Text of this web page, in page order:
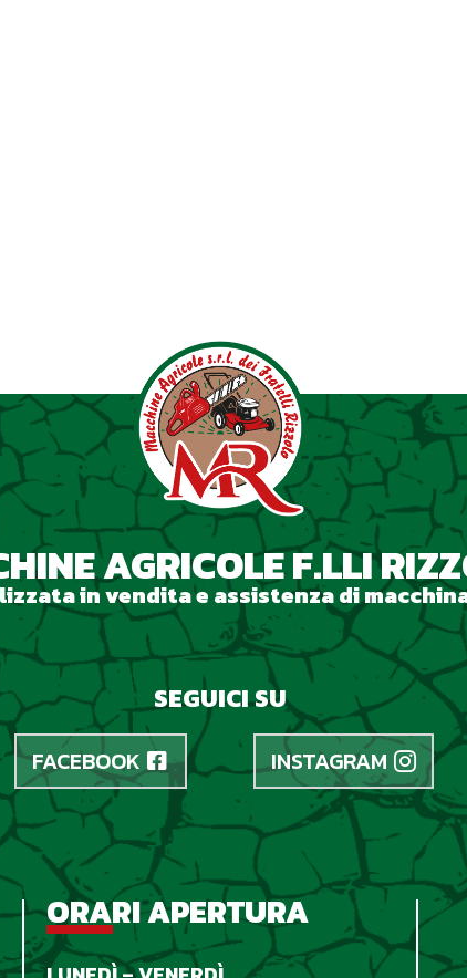
AGRICOLE F.LLI
in vendita e assistenza di
SEGUICI SU
FACEBOOK INSTAGRAM
ORARI APERTURA